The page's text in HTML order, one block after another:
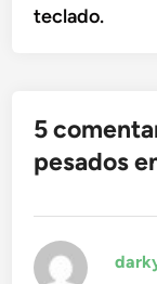
teclado.
5
pesados